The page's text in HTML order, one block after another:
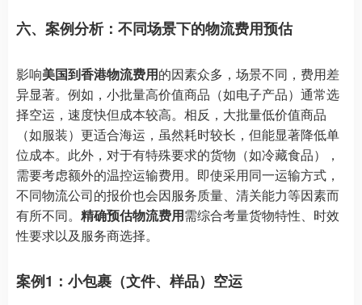
六、案例分析：不同场景下的物流费用预估
影响美国到香港物流费用的因素众多，场景不同，费用差
异显著。例如，小批量高价值商品（如电子产品）通常选
择空运，速度快但成本较高。相反，大批量低价值商品
（如服装）更适合海运，虽然耗时较长，但能显著降低单
位成本。此外，对于有特殊要求的货物（如冷藏食品），
需要考虑额外的温控运输费用。即使采用同一运输方式，
不同物流公司的报价也会因服务质量、清关能力等因素而
有所不同。 精确预估物流费用需综合考量货物特性、时效
性要求以及服务商选择。
案例1：小包裹（文件、样品）空运